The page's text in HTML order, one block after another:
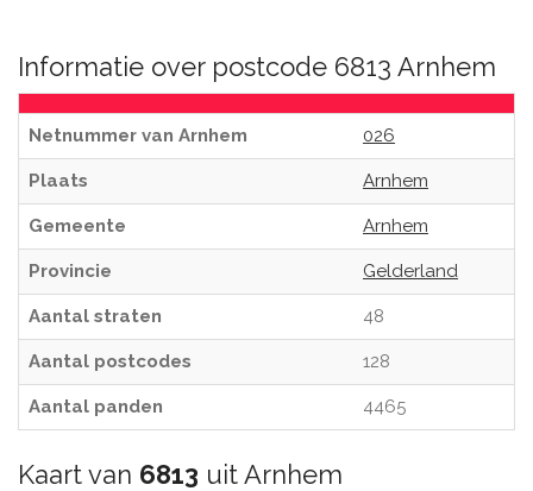
Informatie over postcode 6813 Arnhem
Netnummer van Arnhem 026
Plaats Arnhem
Gemeente Arnhem
Provincie Gelderland
Aantal straten 48
Aantal postcodes 128
Aantal panden 4465
Kaart van 6813 uit Arnhem